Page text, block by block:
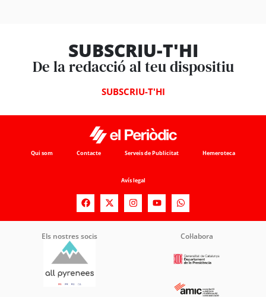
SUBSCRIU-T'HI
De la redacció al teu dispositiu
SUBSCRIU-T'HI
Qui som Contacte Serveis de Publicitat Hemeroteca
Avís legal
Els nostres socis Col·labora